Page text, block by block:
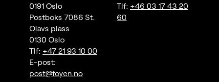
0191 Oslo
Postboks 7086 St.
Olavs plass
0130 Oslo
Tlf: +47 21 93 10 00
E-post:
post@foyen.no
Tlf: +46 03 17 43 20
60